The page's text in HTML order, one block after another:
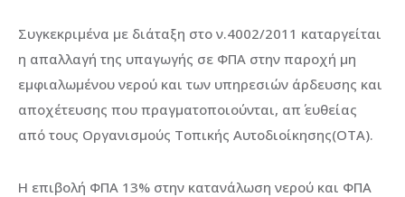
Συγκεκριμένα με διάταξη στο ν.4002/2011 καταργείται
η απαλλαγή της υπαγωγής σε ΦΠΑ στην παροχή μη
εμφιαλωμένου νερού και των υπηρεσιών άρδευσης και
αποχέτευσης που πραγματοποιούνται, απ΄ ευθείας
από τους Οργανισμούς Τοπικής Αυτοδιοίκησης(ΟΤΑ).
Η επιβολή ΦΠΑ 13% στην κατανάλωση νερού και ΦΠΑ